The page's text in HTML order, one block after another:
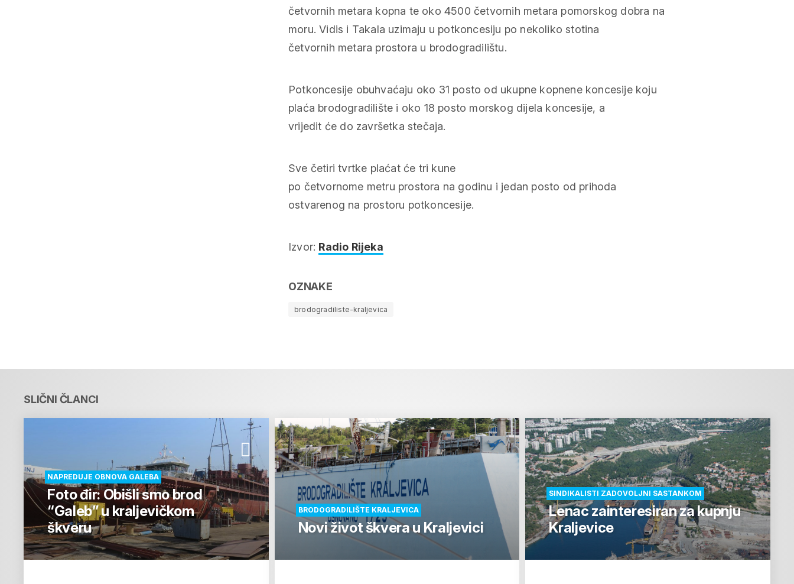
četvornih metara kopna te oko 4500 četvornih metara pomorskog dobra na
moru. Vidis i Takala uzimaju u potkoncesiju po nekoliko stotina
četvornih metara prostora u brodogradilištu.
Potkoncesije obuhvaćaju oko 31 posto od ukupne kopnene koncesije koju
plaća brodogradilište i oko 18 posto morskog dijela koncesije, a
vrijedit će do završetka stečaja.
Sve četiri tvrtke plaćat će tri kune
po četvornome metru prostora na godinu i jedan posto od prihoda
ostvarenog na prostoru potkoncesije.
Izvor: Radio Rijeka
OZNAKE
brodogradiliste-kraljevica
SLIČNI ČLANCI
NAPREDUJE OBNOVA GALEBA
Foto đir: Obišli smo brod
“Galeb” u kraljevičkom
škveru
BRODOGRADILIŠTE KRALJEVICA
Novi život škvera u Kraljevici
SINDIKALISTI ZADOVOLJNI SASTANKOM
Lenac zainteresiran za kupnju
Kraljevice